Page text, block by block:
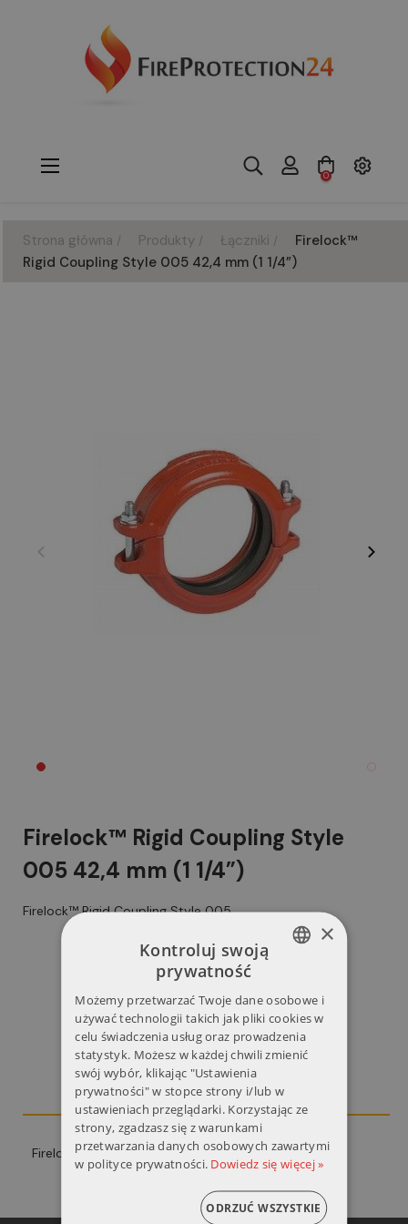
Toggle
navigation
☰ 0
Strona główna Produkty Łączniki
Firelock™
Rigid Coupling Style 005 42,4 mm (1 1/4”)
Firelock™ Rigid Coupling Style
005 42,4 mm (1 1/4”)
Firelock™ Rigid Coupling Style 005
Opis
Szczegóły produktu
Opinie
Firelock™ Rigid Coupling Style 005
ENGLISH
×
Kontroluj swoją
prywatność
Możemy przetwarzać Twoje dane osobowe i
używać technologii takich jak pliki cookies w
celu świadczenia usług oraz prowadzenia
statystyk. Możesz w każdej chwili zmienić
swój wybór, klikając "Ustawienia
prywatności" w stopce strony i/lub w
ustawieniach przeglądarki. Korzystając ze
strony, zgadzasz się z warunkami
przetwarzania danych osobowych zawartymi
w polityce prywatności. Dowiedz się więcej »
ODRZUĆ WSZYSTKIE